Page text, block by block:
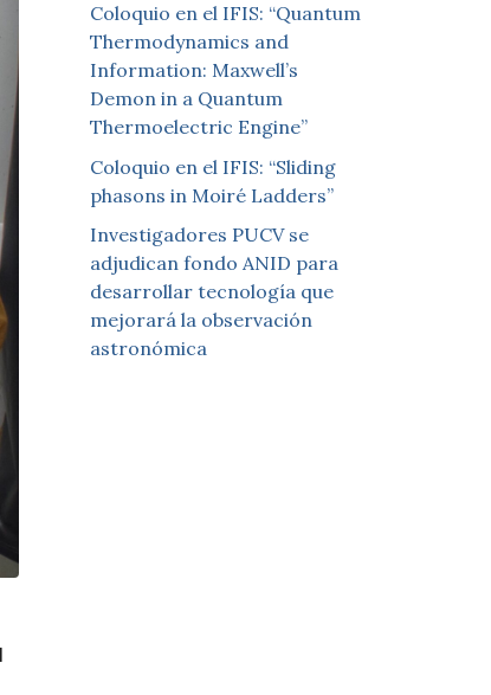
Coloquio en el IFIS: “Quantum
Thermodynamics and
Information: Maxwell’s
Demon in a Quantum
Thermoelectric Engine”
Coloquio en el IFIS: “Sliding
phasons in Moiré Ladders”
Investigadores PUCV se
adjudican fondo ANID para
desarrollar tecnología que
mejorará la observación
astronómica